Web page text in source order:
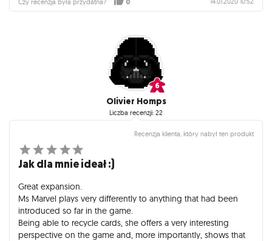
0
Olivier Homps
Liczba recenzji: 22
Recenzja klienta, który nabył ten produkt
Jak dla mnie ideał :)
Great expansion.
Ms Marvel plays very differently to anything that had been
introduced so far in the game.
Being able to recycle cards, she offers a very interesting
perspective on the game and, more importantly, shows that